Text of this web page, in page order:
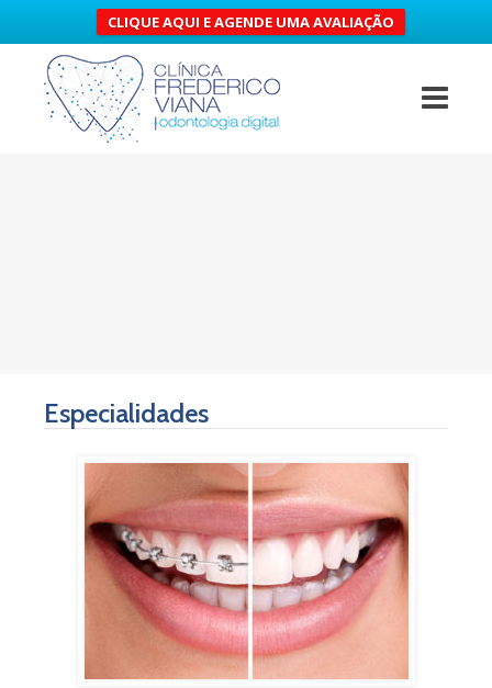
CLIQUE AQUI E AGENDE UMA AVALIAÇÃO
Especialidades